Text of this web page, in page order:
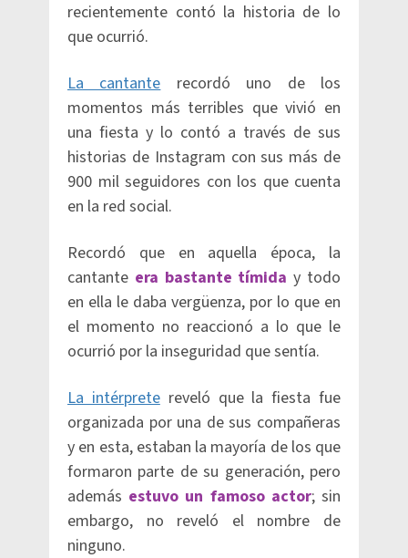
recientemente contó la historia de lo
que ocurrió.
La cantanterecordó uno de los
momentos más terribles que vivió en
una fiesta y lo contó a través de sus
historias de Instagram con sus más de
900 mil seguidores con los que cuenta
en la red social.
Recordó que en aquella época, la
cantante era bastante tímida y todo
en ella le daba vergüenza, por lo que en
el momento no reaccionó a lo que le
ocurrió por la inseguridad que sentía.
La intérpretereveló que la fiesta fue
organizada por una de sus compañeras
y en esta, estaban la mayoría de los que
formaron parte de su generación, pero
además estuvo un famoso actor; sin
embargo, no reveló el nombre de
ninguno.